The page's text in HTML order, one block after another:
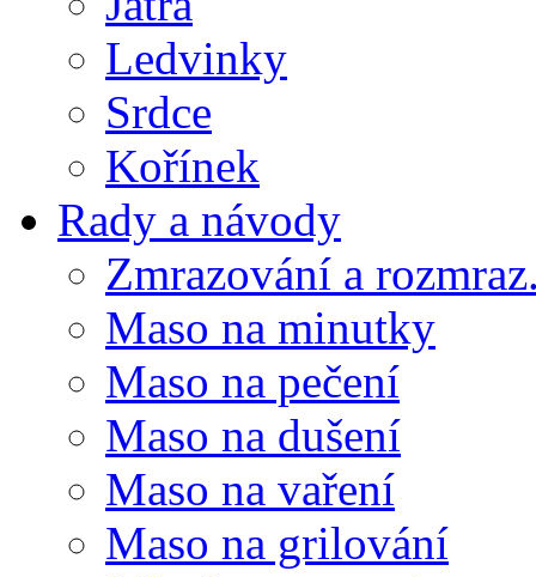
Ledvinky
Srdce
Kořínek
Rady a návody
Zmrazování a
Maso na minutky
Maso na pečení
Maso na dušení
Maso na vaření
Maso na grilování